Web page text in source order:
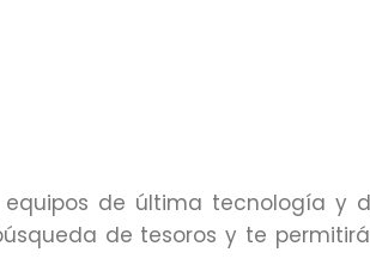
de última tecnología y
de tesoros y te